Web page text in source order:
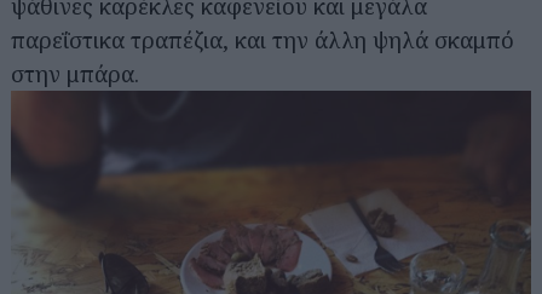
παρεΐστικα τραπέζια, και την άλλη ψηλά σκαμπό
στην μπάρα.